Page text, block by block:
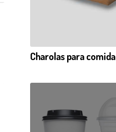
Charolas para comida